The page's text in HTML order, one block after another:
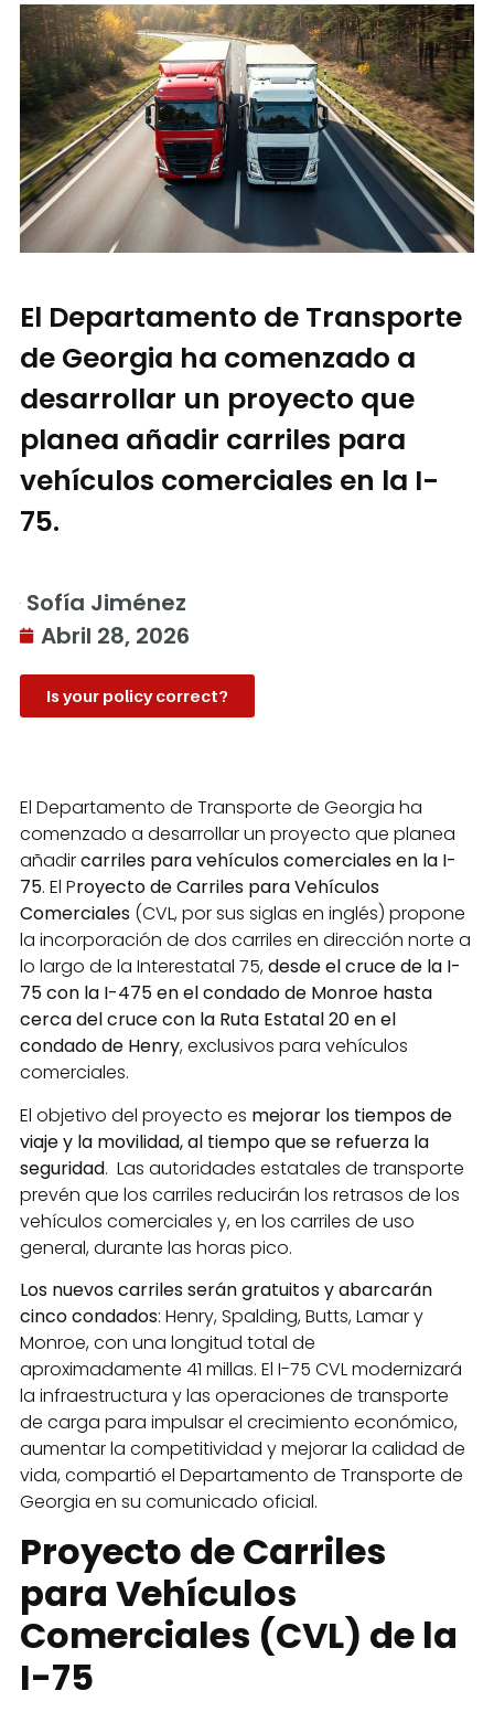
El Departamento de Transporte
de Georgia ha comenzado a
desarrollar un proyecto que
planea añadir carriles para
vehículos comerciales en la I-
75.
Sofía Jiménez
Abril 28, 2026
Is your policy correct?
El Departamento de Transporte de Georgia ha
comenzado a desarrollar un proyecto que planea
añadircarriles para vehículos comerciales en la I-
75. El Proyecto de Carriles para Vehículos
Comerciales (CVL, por sus siglas en inglés) propone
la incorporación de dos carriles en dirección norte a
lo largo de la Interestatal 75,desde el cruce de la I-
75 con la I-475 en el condado de Monroe hasta
cerca del cruce con la Ruta Estatal 20en el
condado de Henry, exclusivos para vehículos
comerciales.
El objetivo del proyecto es mejorar los tiempos de
viaje y la movilidad, al tiempo que se refuerza la
seguridad. Las autoridades estatales de transporte
prevén que los carriles reducirán los retrasos de los
vehículos comerciales y, en los carriles de uso
general, durante las horas pico.
Los nuevos carriles serán gratuitos y abarcarán
cinco condados: Henry, Spalding, Butts, Lamar y
Monroe, con una longitud total de
aproximadamente 41 millas. El I-75 CVL modernizará
la infraestructura y las operaciones de transporte
de carga para impulsar el crecimiento económico,
aumentar la competitividad y mejorar la calidad de
vida, compartió el Departamento de Transporte de
Georgia en su comunicado oficial.
Proyecto de Carriles
para Vehículos
Comerciales (CVL) de la
I-75